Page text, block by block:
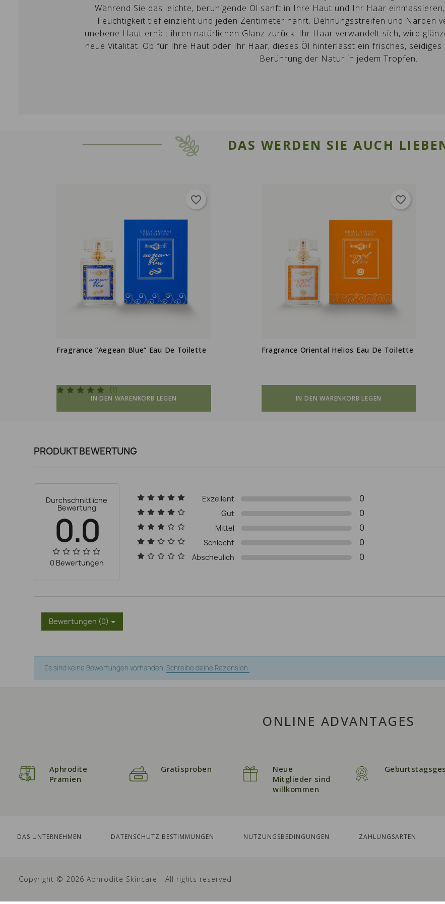
add_circle_outline Erstellen Sie eine neue Favoritenliste
ABBRECHEN Wunschliste
ABBRECHEN
Während Sie das leichte, beruhigende Öl sanft in Ihre Haut und Ihr Haar
Feuchtigkeit tief einzieht und jeden Zentimeter nährt. Dehnungsstreifen und Narben
unebene Haut erhält ihren natürlichen Glanz zurück. Ihr Haar verwandelt sich, wird
neue Vitalität. Ob für Ihre Haut oder Ihr Haar, dieses Öl hinterlässt ein frisches,
Berührung der Natur in jedem Tropfen.
DAS WERDEN SIE AUCH
Fragrance “Aegean Blue” Eau De Toilette
(1)
IN DEN WARENKORB LEGEN
favorite_border
Fragrance Oriental Helios Eau De Toilette
IN DEN WARENKORB LEGEN
favorite_border
PRODUKT BEWERTUNG
Durchschnittliche
Bewertung
0.0
0 Bewertungen
Exzellent 0
Gut 0
Mittel 0
Schlecht 0
Abscheulich 0
Bewertungen (0)
Es sind keine Bewertungen vorhanden. Schreibe deine Rezension.
ONLINE ADVANTAGES
Aphrodite
Prämien
Gratisproben
Neue
Mitglieder sind
willkommen
DAS UNTERNEHMEN DATENSCHUTZ BESTIMMUNGEN NUTZUNGSBEDINGUNGEN ZAHLUNGSARTEN
Copyright © 2026 Aphrodite Skincare - All rights reserved